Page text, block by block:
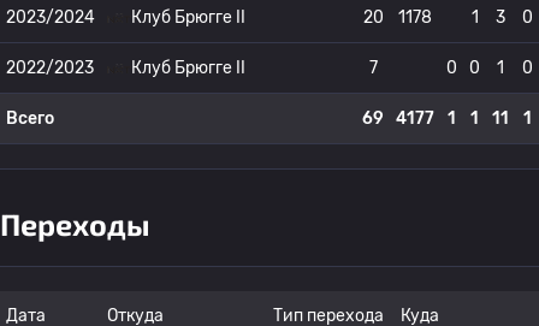
2023/2024 Клуб Брюгге II 20 1178 1 3 0
2022/2023 Клуб Брюгге II 7 0 0 1 0
Всего 69 4177 1 1 11 1
Переходы
Дата Откуда Тип перехода Куда